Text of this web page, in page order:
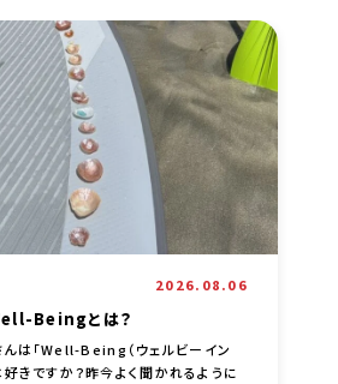
2026.08.06
Beingとは？
は「Well-Being（ウェルビーイン
好きですか？昨今よく聞かれるように